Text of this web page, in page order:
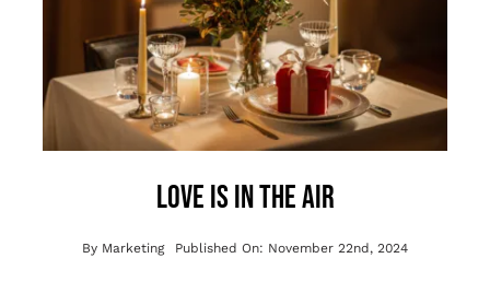
Love is in the air
By Marketing Published On: November 22nd, 2024